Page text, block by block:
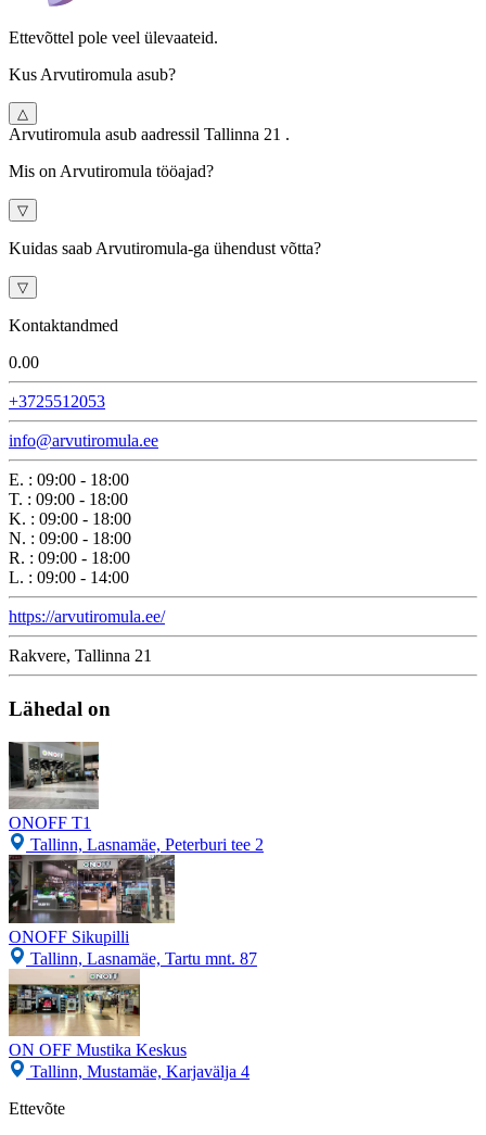
Ettevõttel pole veel ülevaateid.
Kus Arvutiromula asub?
△
Arvutiromula asub aadressil Tallinna 21 .
Mis on Arvutiromula tööajad?
▽
Kuidas saab Arvutiromula-ga ühendust võtta?
▽
Kontaktandmed
0.00
+3725512053
info@arvutiromula.ee
E. : 09:00 - 18:00
T. : 09:00 - 18:00
K. : 09:00 - 18:00
N. : 09:00 - 18:00
R. : 09:00 - 18:00
L. : 09:00 - 14:00
https://arvutiromula.ee/
Rakvere, Tallinna 21
Lähedal on
ONOFF T1
Tallinn, Lasnamäe, Peterburi tee 2
ONOFF Sikupilli
Tallinn, Lasnamäe, Tartu mnt. 87
ON OFF Mustika Keskus
Tallinn, Mustamäe, Karjavälja 4
Ettevõte